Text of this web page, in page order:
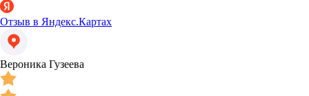
Отзыв в Яндекс.Картах
Вероника Гузеева